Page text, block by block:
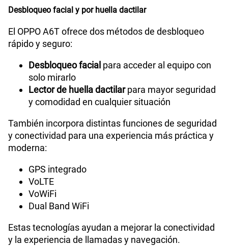
Desbloqueo facial y por huella dactilar
El OPPO A6T ofrece dos métodos de desbloqueo
rápido y seguro:
Desbloqueo facial para acceder al equipo con
solo mirarlo
Lector de huella dactilarpara mayor seguridad
y comodidad en cualquier situación
También incorpora distintas funciones de seguridad
y conectividad para una experiencia más práctica y
moderna:
GPS integrado
VoLTE
VoWiFi
Dual Band WiFi
Estas tecnologías ayudan a mejorar la conectividad
y la experiencia de llamadas y navegación.